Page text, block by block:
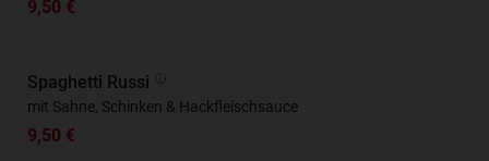
9,50 €
Spaghetti Russi
mit Sahne, Schinken & Hackfleischsauce
9,50 €